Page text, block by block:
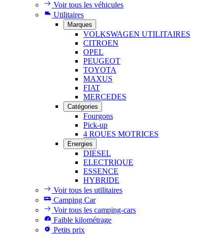
Voir tous les véhicules
Utilitaires
Marques
VOLKSWAGEN UTILITAIRES
CITROEN
OPEL
PEUGEOT
TOYOTA
MAXUS
FIAT
MERCEDES
Catégories
Fourgons
Pick-up
4 ROUES MOTRICES
Energies
DIESEL
ELECTRIQUE
ESSENCE
HYBRIDE
Voir tous les utilitaires
Camping Car
Voir tous les camping-cars
Faible kilométrage
Petits prix